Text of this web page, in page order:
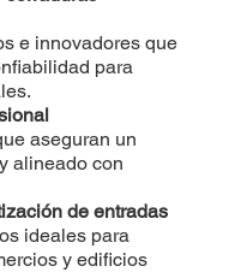
e innovadores que
para
aseguran un
alineado con
de entradas
ideales para
y edificios